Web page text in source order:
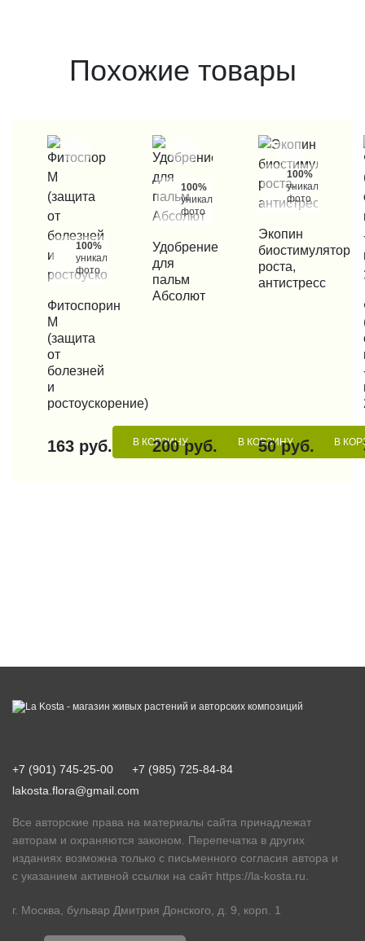
Похожие товары
100%
уникальные
фото
КУПИТЬ В 1 КЛИК
Фитоспорин
М
(защита
от
болезней
и
ростоускорение)
163 руб. В КОРЗИНУ
100%
уникальные
фото
КУПИТЬ В 1 КЛИК
Удобрение
для
пальм
Абсолют
200 руб. В КОРЗИНУ
100%
уникальные
фото
КУПИТЬ В 1 КЛИК
Экопин
биостимулятор
роста,
антистресс
50 руб. В
+7 (901) 745-25-00
+7 (985) 725-84-84
lakosta.flora@gmail.com
Все авторские права на материалы сайта принадлежат
авторам и охраняются законом. Перепечатка в других
изданиях возможна только с письменного согласия автора и
с указанием активной ссылки на сайт https://la-kosta.ru
г. Москва, бульвар Дмитрия Донского, д. 9, корп. 1